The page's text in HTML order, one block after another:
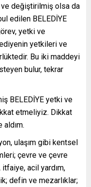
ve değiştirilmiş olsa da
edilen BELEDİYE
yetki ve
yetkileri ve
Bu iki maddeyi
bulur, tekrar
BELEDİYE yetki ve
etmeliyiz. Dikkat
aldım.
ulaşım gibi kentsel
çevre ve çevre
itfaiye, acil yardım,
defin ve mezarlıklar;